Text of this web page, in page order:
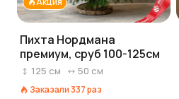
Пихта Нордмана
премиум, сруб 100-125см
125 см 50 см
Заказали 337раз